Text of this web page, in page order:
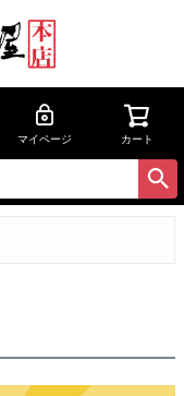
マイページ カート